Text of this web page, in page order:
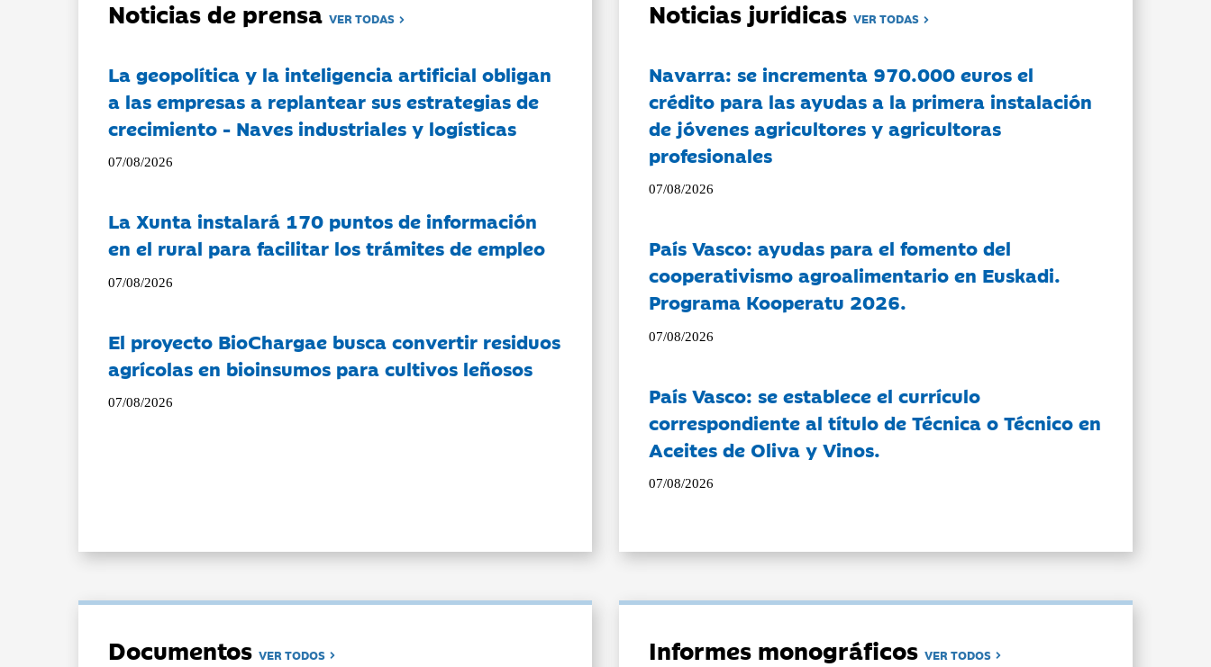
Noticias de prensaVER TODAS
La geopolítica y la inteligencia artificial obligan
a las empresas a replantear sus estrategias de
crecimiento - Naves industriales y logísticas
07/08/2026
La Xunta instalará 170 puntos de información
en el rural para facilitar los trámites de empleo
07/08/2026
El proyecto BioChargae busca convertir residuos
agrícolas en bioinsumos para cultivos leñosos
07/08/2026
Noticias jurídicasVER TODAS
Navarra: se incrementa 970.000 euros el
crédito para las ayudas a la primera instalación
de jóvenes agricultores y agricultoras
profesionales
07/08/2026
País Vasco: ayudas para el fomento del
cooperativismo agroalimentario en Euskadi.
Programa Kooperatu 2026.
07/08/2026
País Vasco: se establece el currículo
correspondiente al título de Técnica o Técnico en
Aceites de Oliva y Vinos.
07/08/2026
DocumentosVER TODOS Informes monográficosVER TODOS